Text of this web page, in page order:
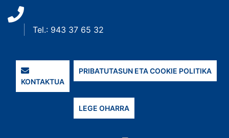
Tel.: 943 37 65 32
KONTAKTUA
PRIBATUTASUN ETA COOKIE POLITIKA
LEGE OHARRA